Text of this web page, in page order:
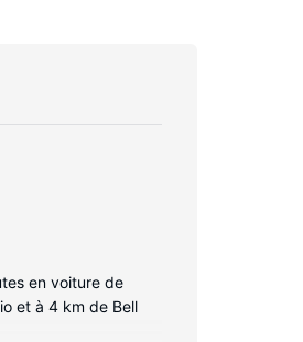
en voiture de
et à 4 km de Bell